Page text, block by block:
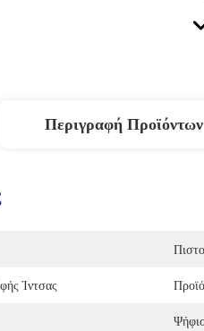
Περιγραφή Προϊόντων
Ίντσας